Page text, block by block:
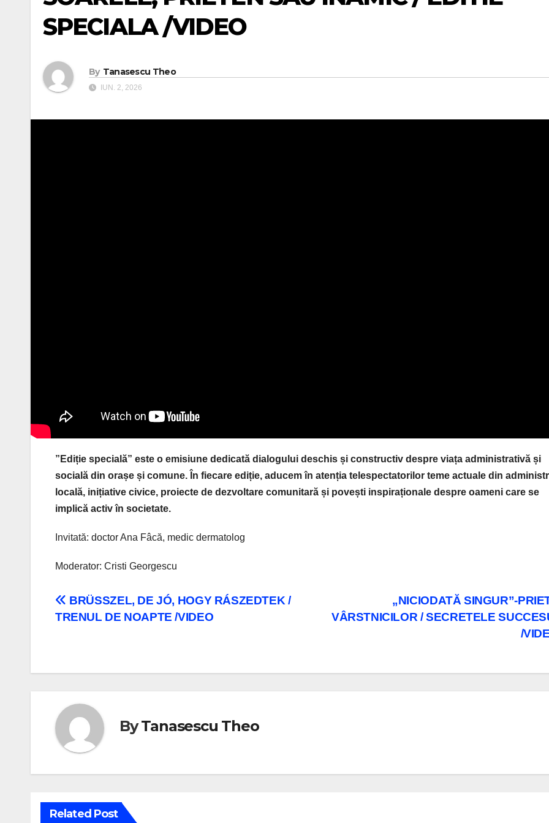
SPECIALA /VIDEO
By Tanasescu Theo
IUN. 2, 2026
”Ediție specială” este o emisiune dedicată dialogului deschis și constructiv despre viața administrativă și
socială din orașe și comune. În fiecare ediție, aducem în atenția telespectatorilor teme actuale din
locală, inițiative civice, proiecte de dezvoltare comunitară și povești inspiraționale despre oameni care se
implică activ în societate.
Invitată: doctor Ana Fâcă, medic dermatolog
Moderator: Cristi Georgescu
Navigare
„NICIODATĂ SINGUR”-
VÂRSTNICILOR / SECRETELE
/
BRÜSSZEL, DE JÓ, HOGY RÁSZEDTEK /
TRENUL DE NOAPTE /VIDEO
ByTanasescu Theo
Related Post